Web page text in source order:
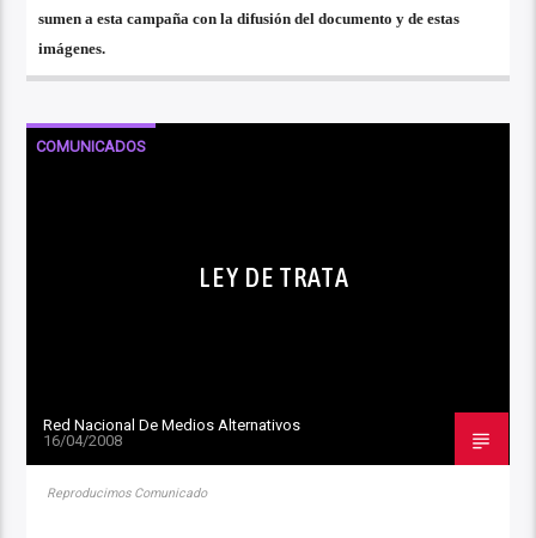
sumen a esta campaña con la difusión del documento y de estas
imágenes.
COMUNICADOS
LEY DE TRATA
Red Nacional De Medios Alternativos
16/04/2008
Reproducimos Comunicado